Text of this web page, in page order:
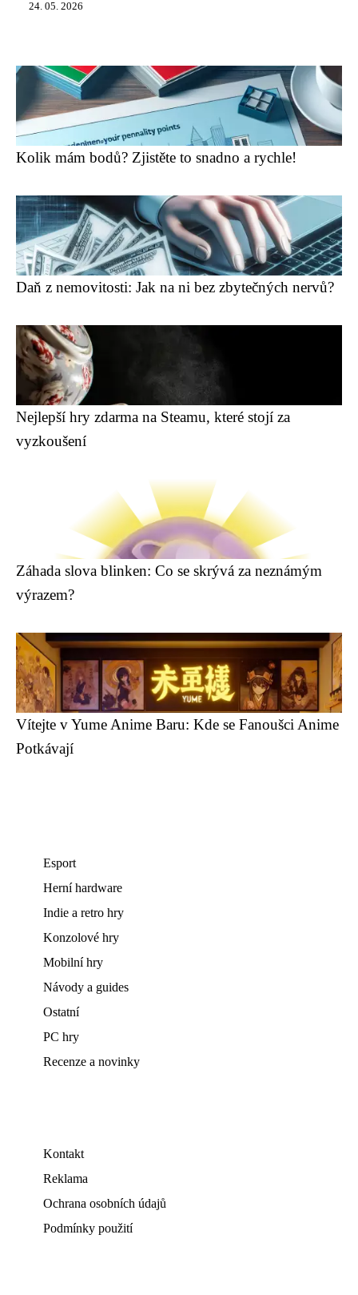
24. 05. 2026
Kolik mám bodů? Zjistěte to snadno a rychle!
Daň z nemovitosti: Jak na ni bez zbytečných nervů?
Nejlepší hry zdarma na Steamu, které stojí za
vyzkoušení
Záhada slova blinken: Co se skrývá za neznámým
výrazem?
Vítejte v Yume Anime Baru: Kde se Fanoušci Anime
Potkávají
Esport
Herní hardware
Indie a retro hry
Konzolové hry
Mobilní hry
Návody a guides
Ostatní
PC hry
Recenze a novinky
Kontakt
Reklama
Ochrana osobních údajů
Podmínky použití